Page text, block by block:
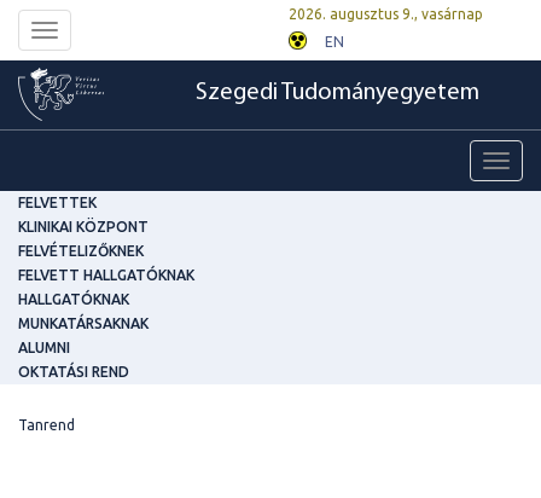
Toggle
navigation
2026. augusztus 9., vasárnap
EN
Szegedi Tudományegyetem
FELVETTEK
KLINIKAI KÖZPONT
FELVÉTELIZŐKNEK
FELVETT HALLGATÓKNAK
HALLGATÓKNAK
MUNKATÁRSAKNAK
ALUMNI
OKTATÁSI REND
Tanrend